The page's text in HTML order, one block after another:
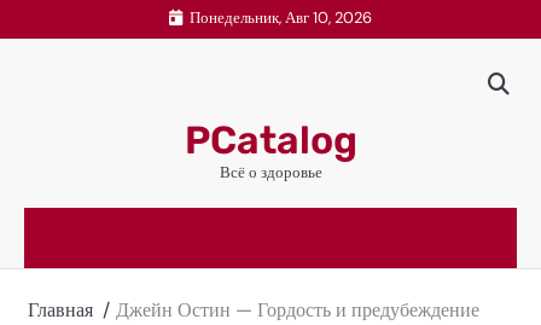
к
Понедельник, Авг 10, 2026
PCatalog
Всё о здоровье
Главная Джейн Остин — Гордость и предубеждение